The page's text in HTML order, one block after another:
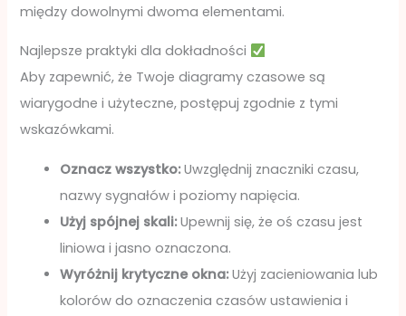
między dowolnymi dwoma elementami.
Najlepsze praktyki dla dokładności
Aby zapewnić, że Twoje diagramy czasowe są
wiarygodne i użyteczne, postępuj zgodnie z tymi
wskazówkami.
Oznacz wszystko:Uwzględnij znaczniki czasu,
nazwy sygnałów i poziomy napięcia.
Użyj spójnej skali:Upewnij się, że oś czasu jest
liniowa i jasno oznaczona.
Wyróżnij krytyczne okna:Użyj zacieniowania lub
kolorów do oznaczenia czasów ustawienia i